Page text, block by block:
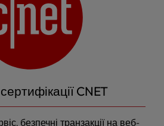
CNET
безпечні транзакції на веб-